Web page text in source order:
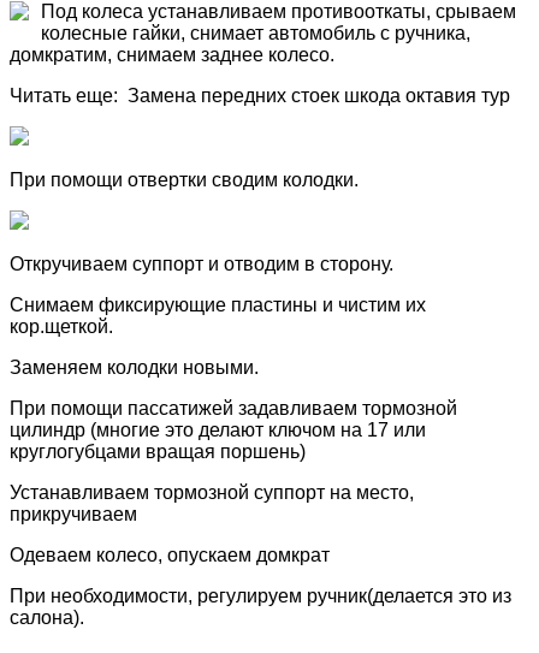
Под колеса устанавливаем противооткаты, срываем
колесные гайки, снимает автомобиль с ручника,
домкратим, снимаем заднее колесо.
Читать еще: Замена передних стоек шкода октавия тур
При помощи отвертки сводим колодки.
Откручиваем суппорт и отводим в сторону.
Снимаем фиксирующие пластины и чистим их
кор.щеткой.
Заменяем колодки новыми.
При помощи пассатижей задавливаем тормозной
цилиндр (многие это делают ключом на 17 или
круглогубцами вращая поршень)
Устанавливаем тормозной суппорт на место,
прикручиваем
Одеваем колесо, опускаем домкрат
При необходимости, регулируем ручник(делается это из
салона).